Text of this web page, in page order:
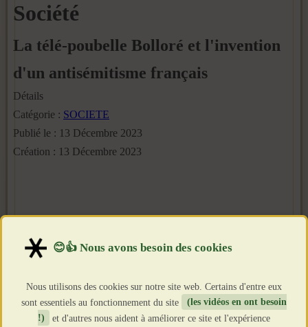
Société
La télé-poubelle Bolloré et l'invention
d'un antisémitisme français
Détails
Catégorie : SOCIETE
Publié le : 13 Décembre 2023
Création : 13 Décembre 2023
Nous utilisons des cookies sur notre site web. Certains d'entre eux
sont essentiels au fonctionnement du site
(les vidéos en ont besoin
!)
et d'autres nous aident à améliorer ce site et l'expérience